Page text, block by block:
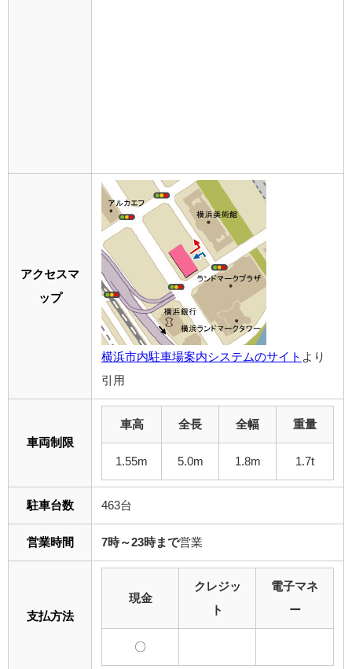
アクセスマ
ップ
横浜市内駐車場案内システムのサイト より
引用
車両制限
車高 全長 全幅 重量
1.55m 5.0m 1.8m 1.7t
駐車台数 463台
営業時間 7時～23時まで営業
支払方法
現金
クレジッ
ト
電子マネ
ー
〇